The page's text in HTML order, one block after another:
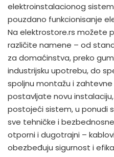
elektroinstalacionog
pouzdano funkcionisanje
Na elektrostore.rs možete
različite namene – od
za domaćinstva, preko
industrijsku upotrebu, do
spoljnu montažu i zahtevne
postavljate novu
postojeći sistem, u ponudi
sve tehničke i
otporni i dugotrajni –
obezbeđuju sigurnost i